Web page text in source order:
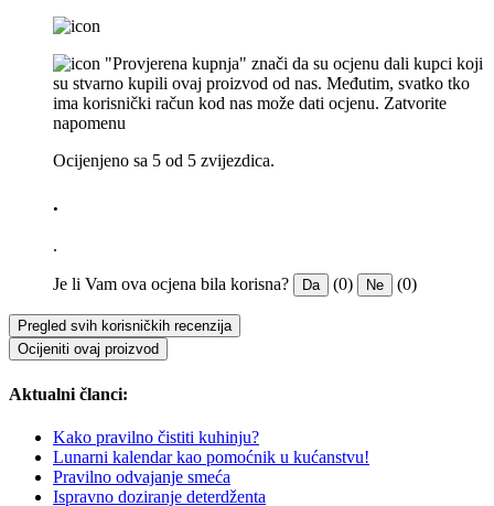
"Provjerena kupnja" znači da su ocjenu dali kupci koji
su stvarno kupili ovaj proizvod od nas. Međutim, svatko tko
ima korisnički račun kod nas može dati ocjenu. Zatvorite
napomenu
Ocijenjeno sa 5 od 5 zvijezdica.
.
.
Je li Vam ova ocjena bila korisna? Da (0) Ne (0)
Pregled svih korisničkih recenzija
Ocijeniti ovaj proizvod
Aktualni članci:
Kako pravilno čistiti kuhinju?
Lunarni kalendar kao pomoćnik u kućanstvu!
Pravilno odvajanje smeća
Ispravno doziranje deterdženta